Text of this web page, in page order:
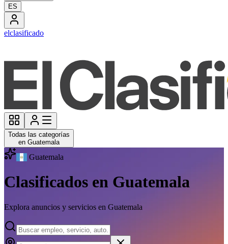
ES
elclasificado
Todas las categorías
en Guatemala
Guatemala
Clasificados en Guatemala
Explora anuncios y servicios en Guatemala